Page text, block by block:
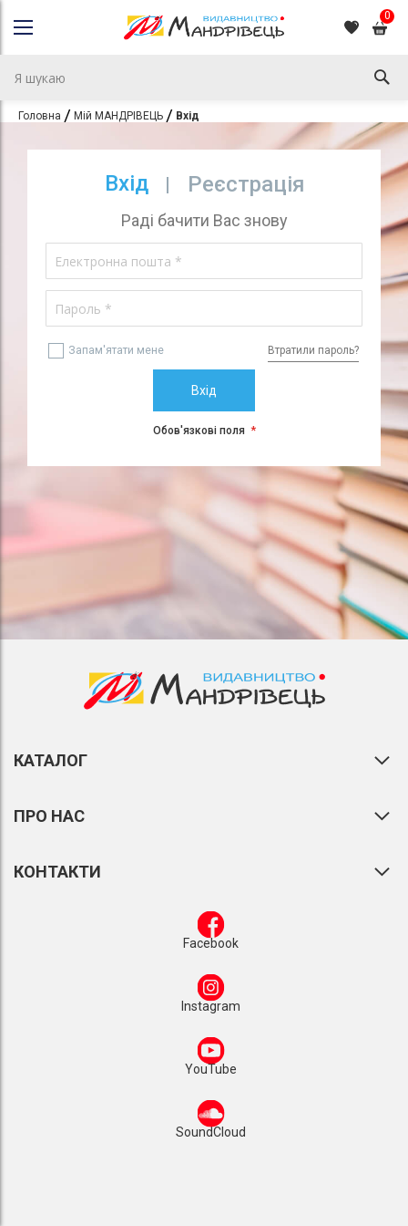
0
Головна Мій МАНДРІВЕЦЬ Вхід
Вхід Реєстрація
Раді бачити Вас знову
Запам'ятати мене Втратили пароль?
Вхід
Обов'язкові поля
КАТАЛОГ
ПРО НАС
КОНТАКТИ
Facebook
Instagram
YouTube
SoundCloud